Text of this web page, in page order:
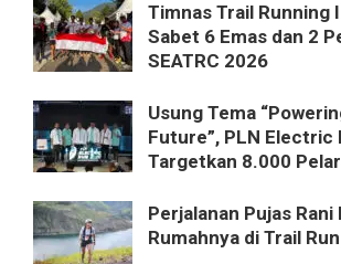
Timnas Trail Running
Sabet 6 Emas dan 2
SEATRC 2026
Usung Tema
Future”, PLN Electric
Targetkan 8.000
Perjalanan Pujas
Rumahnya di Trail